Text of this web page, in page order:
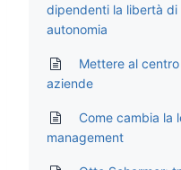
dipendenti la libertà di
autonomia
Mettere al
aziende
Come cambia la
management